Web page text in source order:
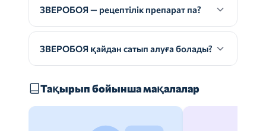
ЗВЕРОБОЯ — рецептілік препарат па?
ЗВЕРОБОЯ қайдан сатып алуға болады?
Тақырып бойынша мақалалар